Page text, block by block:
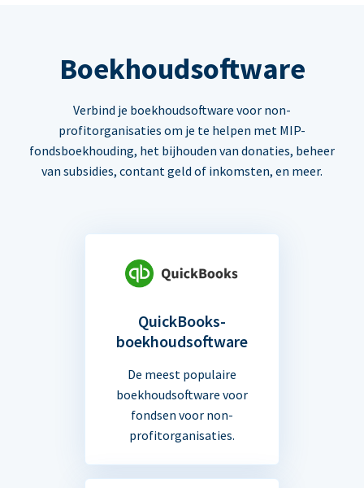
Boekhoudsoftware
Verbind je boekhoudsoftware voor non-
profitorganisaties om je te helpen met MIP-
fondsboekhouding, het bijhouden van donaties, beheer
van subsidies, contant geld of inkomsten, en meer.
QuickBooks-
boekhoudsoftware
De meest populaire
boekhoudsoftware voor
fondsen voor non-
profitorganisaties.